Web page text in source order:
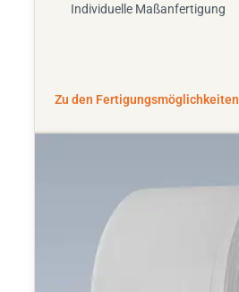
Individuelle Maßanfertigung
Zu den Fertigungsmöglichkeiten